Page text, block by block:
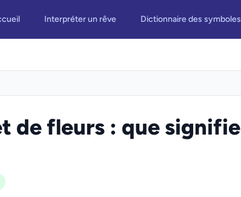
Interpréter un rêve Dictionnaire des symboles
de fleurs : que signifie